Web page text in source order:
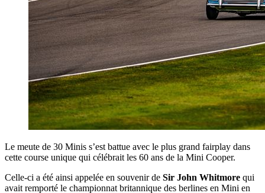
Le meute de 30 Minis s’est battue avec le plus grand fairplay dans
cette course unique qui célébrait les 60 ans de la Mini Cooper.
Celle-ci a été ainsi appelée en souvenir de Sir John Whitmore qui
avait remporté le championnat britannique des berlines en Mini en